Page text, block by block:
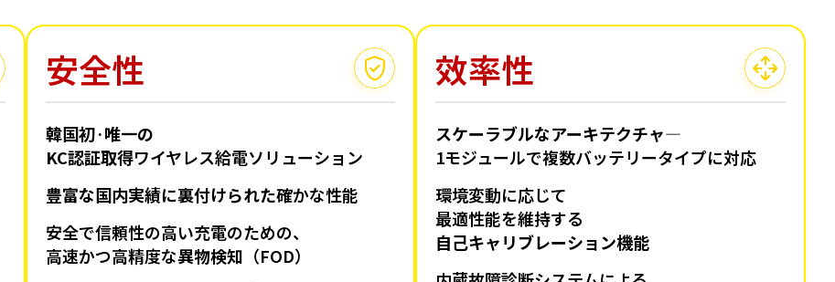
安全性
韓国初·唯一の
KC認証取得ワイヤレス給電ソリューション
豊富な国内実績に裏付けられた確かな性能
安全で信頼性の高い充電のための、
高速かつ高精度な異物検知 （FOD）
效率性
スケーラブルなアーキテクチャ―
1モジュールで複数バッテリータイプに対応
環境変動に応じて
最適性能を維持する
自己キャリブレーション機能